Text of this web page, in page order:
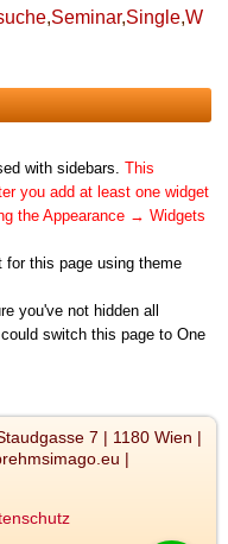
,Seminar,Single,W
with sidebars. This
you add at least one widget
the Appearance → Widgets
for this page using theme
you've not hidden all
switch this page to One
7 | 1180 Wien |
|